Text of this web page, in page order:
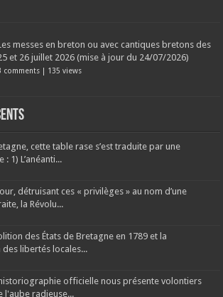
messes en breton ou avec cantiques bretons des
et 26 juillet 2026 (mise à jour du 24/07/2026)
comments | 135 views
cette table rase s’est traduite par une
1) L’anéanti...
détruisant ces « privilèges » au nom d’une
la Révolu...
des États de Bretagne en 1789 et la
libertés locales...
officielle nous présente volontiers
l'aube radieuse...